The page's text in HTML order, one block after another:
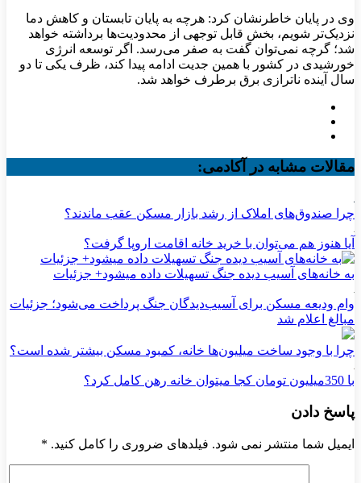
وی در پایان خاطرنشان کرد: هرچه به پایان تابستان و کاهش دما
نزدیک‌تر شویم، بخش قابل توجهی از محدودیت‌ها برداشته خواهد
شد؛ گرچه نمی‌توان گفت به صفر می‌رسد. اگر توسعه انرژی
خورشیدی در کشور با همین جدیت ادامه پیدا کند، ظرف یکی تا دو
سال آینده ناترازی برق برطرف خواهد شد.
مقالات مشابه در آکادمی:
چرا صندوق‌های املاک از رشد بازار مسکن عقب ماندند؟
آیا هنوز هم می‌توان با خرید خانه اقامت اروپا گرفت؟
به خانه‌های آسیب دیده جنگ تسهیلات داده میشود+ جزئیات
وام ودیعه مسکن برای آسیب‌دیدگان جنگ پرداخت می‌شود؛ جزئیات
مبالغ اعلام شد
چرا با وجود ساخت میلیون‌ها خانه، کمبود مسکن بیشتر شده است؟
با 350میلیون تومان کجا میتوان خانه رهن کامل کرد؟
پاسخ دادن
ایمیل شما منتشر نمی شود. فیلدهای ضروری را کامل کنید. *